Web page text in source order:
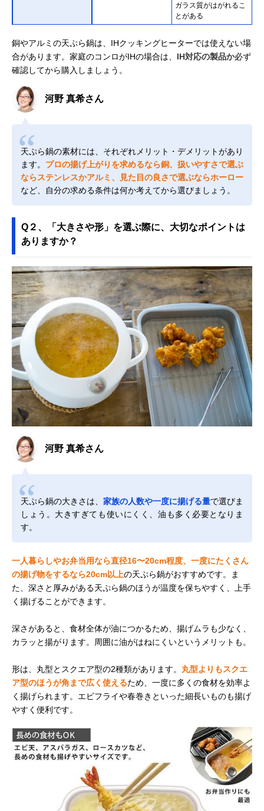
ガラス質がはがれるこ
とがある
銅やアルミの天ぷら鍋は、IHクッキングヒーターでは使えない場
合があります。家庭のコンロがIHの場合は、 IH対応の製品か必ず
確認してから購入しましょう。
河野 真希さん
天ぷら鍋の素材には、それぞれメリット・デメリットがあり
ます。 プロの揚げ上がりを求めるなら銅、扱いやすさで選ぶ
ならステンレスかアルミ、見た目の良さで選ぶならホーロー
など、自分の求める条件は何か考えてから選びましょう。
Q２、「大きさや形」を選ぶ際に、大切なポイントは
ありますか？
河野 真希さん
天ぷら鍋の大きさは、 家族の人数や一度に揚げる量で選びま
しょう。大きすぎても使いにくく、油も多く必要となりま
す。
一人暮らしやお弁当用なら直径16〜20cm程度、一度にたくさん
の揚げ物をするなら20cm以上の天ぷら鍋がおすすめです。ま
た、深さと厚みがある天ぷら鍋のほうが温度を保ちやすく、上手
く揚げることができます。
深さがあると、食材全体が油につかるため、揚げムラも少なく、
カラッと揚がります。周囲に油がはねにくいというメリットも。
形は、丸型とスクエア型の2種類があります。 丸型よりもスクエ
ア型のほうが角まで広く使えるため、一度に多くの食材を効率よ
く揚げられます。エビフライや春巻きといった細長いものも揚げ
やすく便利です。